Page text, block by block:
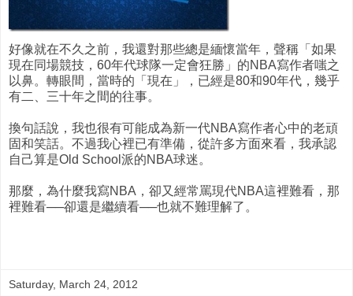
好像就在不久之前，我還對那些總是緬懷當年，聲稱「如果
現在同場競技，60年代球隊一定會狂勝」的NBA寫作者嗤之
以鼻。轉眼間，當時的「現在」，已經是80和90年代，幾乎
有二、三十年之間的往事。
換句話說，我也很有可能成為新一代NBA寫作者心中的老頑
固和笑話。不過我心裡已有準備，從許多方面來看，我承認
自己算是Old School派的NBA球迷。
那麼，為什麼我寫NBA，卻又經常罵現代NBA這裡難看，那
裡難看──卻還是繼續看──也就不難理解了。
Saturday, March 24, 2012